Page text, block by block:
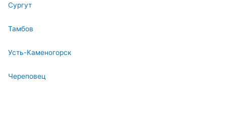
Сургут
Тамбов
Усть-Каменогорск
Череповец